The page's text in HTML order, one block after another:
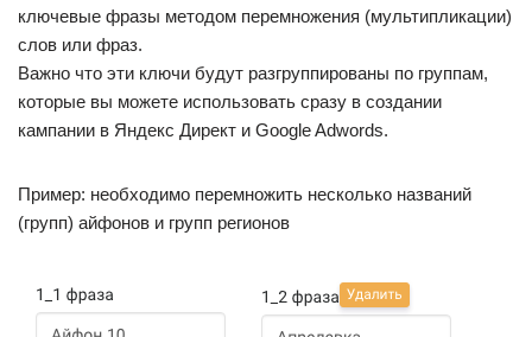
ключевые фразы методом перемножения (мультипликации)
слов или фраз.
Важно что эти ключи будут разгруппированы по группам,
которые вы можете использовать сразу в создании
кампании в Яндекс Директ и Google Adwords.
Пример: необходимо перемножить несколько названий
(групп) айфонов и групп регионов